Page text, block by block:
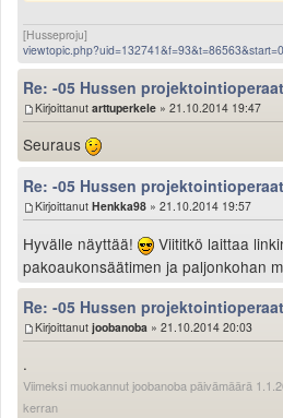
[Husseproju]
viewtopic.php?uid=132741&f=93&t=86563&start=0
Re: -05 Hussen
Kirjoittanut arttuperkele » 21.10.2014 19:47
Seuraus
Re: -05 Hussen
Kirjoittanut Henkka98 » 21.10.2014 19:57
Hyvälle näyttää!
Viititkö laittaa
pakoaukonsäätimen ja paljonkohan
Re: -05 Hussen
Kirjoittanut joobanoba » 21.10.2014 20:03
.
Viimeksi muokannut joobanoba päivämäärä
kerran